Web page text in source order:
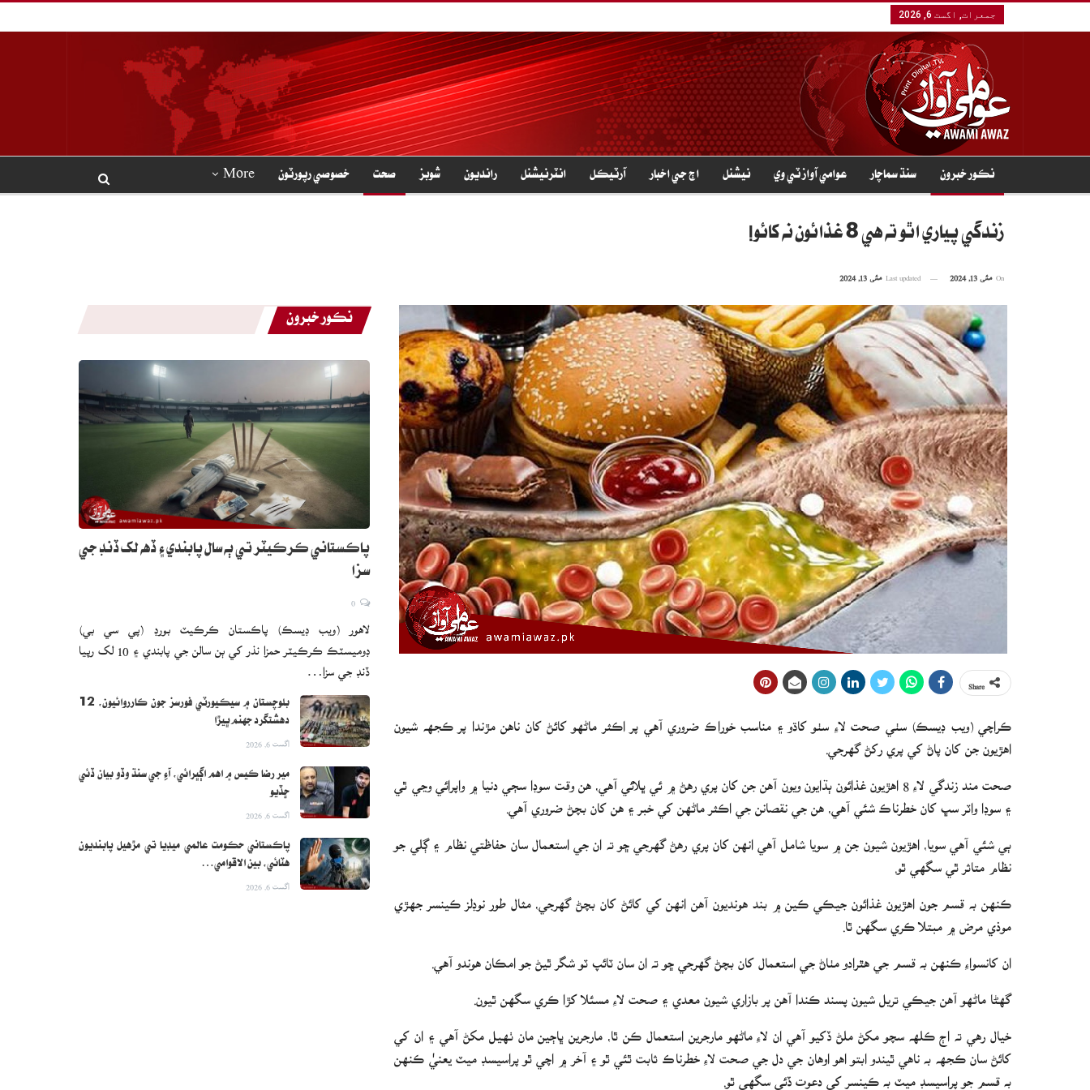
جمعرات, اگست 6, 2026
نڪور خبرون سنڌ سماچار عوامي آواز ٽي وي نيشنل اڄ جي اخبار آرٽيڪل انٽرنيشنل رانديون شوبز صحت خصوصي رپورٽون More
زندگي پياري اٿو ته هي 8 غذائون نه کائو!
مئی 13, 2024 مئی 13, 2024
ڪراچي (ويب ڊيسڪ) سٺي صحت لاءِ سٺو کاڌو ۽ مناسب خوراڪ ضروري آهي پر اڪثر ماڻهو کائڻ کان ناهن مڙندا پر ڪجهه شيون
اهڙيون جن کان پاڻ کي پري رکڻ گهرجي.
صحت مند زندگي لاءِ 8 اهڙيون غذائون ٻڌايون ويون آهن جن کان پري رهڻ ۾ ئي ڀلائي آهي، هن وقت سوڊا سڄي دنيا ۾ واپرائي وڃي ٿي
۽ سوڊا واٽر سڀ کان خطرناڪ شئي آهي، هن جي نقصانن جي اڪثر ماڻهن کي خبر ۽ هن کان بچڻ ضروري آهي.
ٻي شئي آهي سويا، اهڙيون شيون جن ۾ سويا شامل آهي انهن کان پري رهڻ گهرجي ڇو ته ان جي استعمال سان حفاظتي نظام ۽ ڳلي جو
نظام متاثر ٿي سگهي ٿو.
ڪنهن به قسم جون اهڙيون غذائون جيڪي ڪين ۾ بند هونديون آهن انهن کي کائڻ کان بچڻ گهرجي، مثال طور نوڊلز ڪينسر جهڙي
موذي مرض ۾ مبتلا ڪري سگهن ٿا.
ان کانسواءِ ڪنهن به قسم جي هٿرادو مٺاڻ جي استعمال کان بچڻ گهرجي ڇو ته ان سان ٽائپ ٽو شگر ٿيڻ جو امڪان هوندو آهي.
گهڻا ماڻهو آهن جيڪي تريل شيون پسند ڪندا آهن پر بازاري شيون معدي ۽ صحت لاءِ مسئلا کڙا ڪري سگهن ٿيون.
خيال رهي ته اڄ ڪلهه سچو مکڻ ملڻ ڏکيو آهي ان لاءِ ماڻهو مارجرين استعمال ڪن ٿا، مارجرين ڀاڄين مان ٺهيل مکڻ آهي ۽ ان کي
کائڻ سان ڪجهه به ناهي ٿيندو ابتو اهو اوهان جي دل جي صحت لاءِ خطرناڪ ثابت ٿئي ٿو ۽ آخر ۾ اچي ٿو پراسيسڊ ميٽ يعنيٰ ڪنهن
به قسم جو پراسيسڊ ميٽ به ڪينسر کي دعوت ڏئي سگهي ٿو.
نڪور خبرون
پاڪستاني ڪرڪيٽر تي ٻه سال پابندي ۽ ڏهه لک ڏنڊ جي
سزا
لاهور (ويب ڊيسڪ) پاڪستان ڪرڪيٽ بورڊ (پي سي بي)
ڊوميسٽڪ ڪرڪيٽر حمزا نذر کي ٻن سالن جي پابندي ۽ 10 لک رپيا
ڏنڊ جي سزا…
بلوچستان ۾ سيڪيورٽي فورسز جون ڪارروائيون، 12
دهشتگرد جهنم ڀيڙا
اگست 6, 2026
مير رضا ڪيس ۾ اهم اڳڀرائي، آءِ جي سنڌ وڏو بيان ڏئي
ڇڏيو
اگست 6, 2026
پاڪستاني حڪومت عالمي ميڊيا تي مڙهيل پابنديون
هٽائي، بين الاقوامي…
اگست 6, 2026